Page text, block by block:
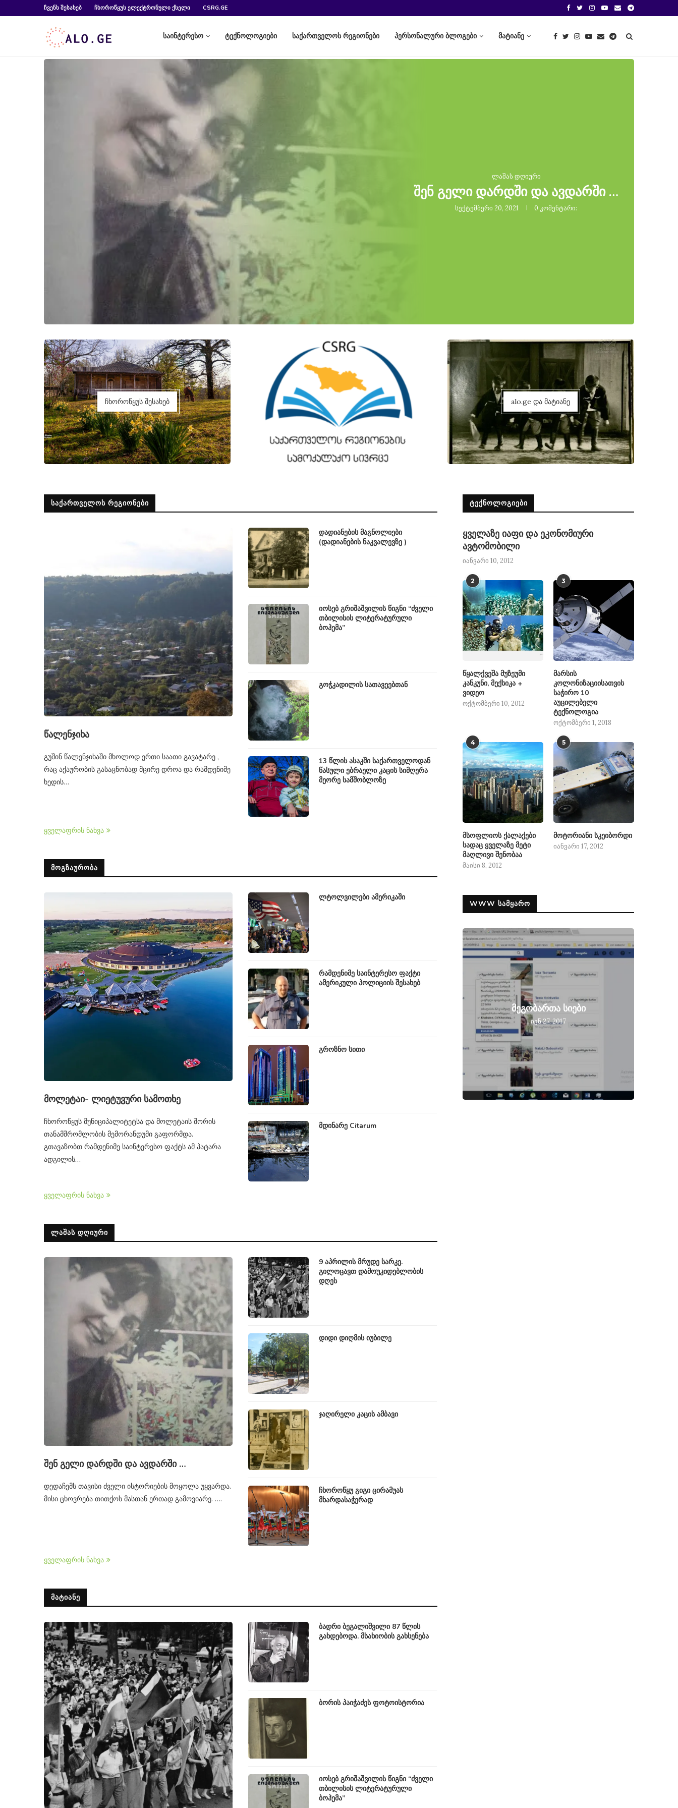
ᲩᲕᲔᲜᲡ ᲨᲔᲡᲐᲮᲔᲑ ᲩᲮᲝᲠᲝᲬᲧᲣᲡ ᲔᲚᲔᲥᲢᲠᲝᲜᲣᲚᲘ ᲥᲡᲔᲚᲘ CSRG.GE
საინტერესო ტექნოლოგიები საქართველოს რეგიონები პერსონალური ბლოგები მატიანე
ლაშას დღიური
შენ გელი დარდში და ავდარში …
სექტემბერი 20, 2021 0 კომენტარი:
ჩხოროწყუს შესახებ alo.ge და მატიანე
ᲡᲐᲥᲐᲠᲗᲕᲔᲚᲝᲡ ᲠᲔᲒᲘᲝᲜᲔᲑᲘ
წალენჯიხა
გუშინ წალენჯიხაში მხოლოდ ერთი საათი გავატარე ,
რაც აქაურობის გასაცნობად მცირე დროა და რამდენიმე
ხედის…
დადიანების მაგნოლიები
(დადიანების ნაკვალევზე )
იოსებ გრიშაშვილის წიგნი “ძველი
თბილისის ლიტერატურული
ბოჰემა”
გოჭკადილის სათავეებთან
13 წლის ასაკში საქართველოდან
წასული ებრაელი კაცის სიმღერა
მეორე სამშობლოზე
ყველაფრის ნახვა
ᲛᲝᲒᲖᲐᲣᲠᲝᲑᲐ
მოლეტაი- ლიეტუვური სამოთხე
ჩხოროწყუს მუნიციპალიტეტსა და მოლეტაის შორის
თანამშრომლობის მემორანდუმი გაფორმდა.
გთავაზობთ რამდენიმე საინტერესო ფაქტს ამ პატარა
ადგილის…
ლტოლვილები ამერიკაში
რამდენიმე საინტერესო ფაქტი
ამერიკული პოლიციის შესახებ
გროზნო სითი
მდინარე Citarum
ყველაფრის ნახვა
ᲚᲐᲨᲐᲡ ᲓᲦᲘᲣᲠᲘ
შენ გელი დარდში და ავდარში …
დედაჩემს თავისი ძველი ისტორიების მოყოლა უყვარდა.
მისი ცხოვრება თითქოს მასთან ერთად გამოვიარე. ….
9 აპრილის მრუდე სარკე.
გილოცავთ დამოუკიდებლობის
დღეს
დიდი დიღმის იუბილე
ჯაღირელი კაცის ამბავი
ჩხოროწყუ გიგი ცირამუას
მხარდასაჭერად
ყველაფრის ნახვა
ᲛᲐᲢᲘᲐᲜᲔ
ბადრი ბეგალიშვილი 87 წლის
გახდებოდა. მსახიობის გახსენება
ბორის პაიჭაძეს ფოტოისტორია
იოსებ გრიშაშვილის წიგნი “ძველი
თბილისის ლიტერატურული
ბოჰემა”
ᲢᲔᲥᲜᲝᲚᲝᲒᲘᲔᲑᲘ
ყველაზე იაფი და ეკონომიური
ავტომობილი
იანვარი 10, 2012
2
წყალქვეშა მუზეუმი
კანკუნი, მექსიკა +
ვიდეო
ოქტომბერი 10, 2012
3
მარსის
კოლონიზაციისათვის
საჭირო 10
აუცილებელი
ტექნოლოგია
ოქტომბერი 1, 2018
4
მსოფლიოს ქალაქები
სადაც ყველაზე მეტი
მაღლივი შენობაა
მაისი 8, 2012
5
მოტორიანი სკეიბორდი
იანვარი 17, 2012
WWW ᲡᲐᲛᲧᲐᲠᲝ
მოვაწესრიგოთ
ზოლი? (news feed)
“საიდუმლო მესიჯები” Viber-ში მეგობართა სიები
ივნ 27, 2017